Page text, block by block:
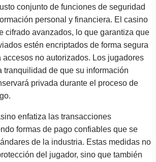
conjunto de funciones de seguridad
personal y financiera. El casino
cifrado avanzados, lo que garantiza que
estén encriptados de forma segura
accesos no autorizados. Los jugadores
tranquilidad de que su información
privada durante el proceso de
enfatiza las transacciones
formas de pago confiables que se
de la industria. Estas medidas no
del jugador, sino que también